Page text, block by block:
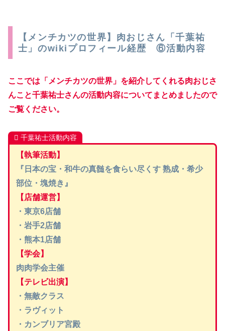
【メンチカツの世界】肉おじさん「千葉祐
士」のwikiプロフィール経歴 ⑥活動内容
ここでは「メンチカツの世界」を紹介してくれる肉おじさ
んこと千葉祐士さんの活動内容についてまとめましたので
ご覧ください。
千葉祐士活動内容
【執筆活動】
『日本の宝・和牛の真髄を食らい尽くす 熟成・希少
部位・塊焼き』
【 店舗運営】
・東京6店舗
・岩手2店舗
・熊本1店舗
【学会】
肉肉学会主催
【テレビ出演】
・無敵クラス
・ラヴィット
・カンブリア宮殿